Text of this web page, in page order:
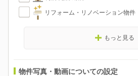
リフォーム・リノベーション物件
もっと見る
物件写真・動画についての設定